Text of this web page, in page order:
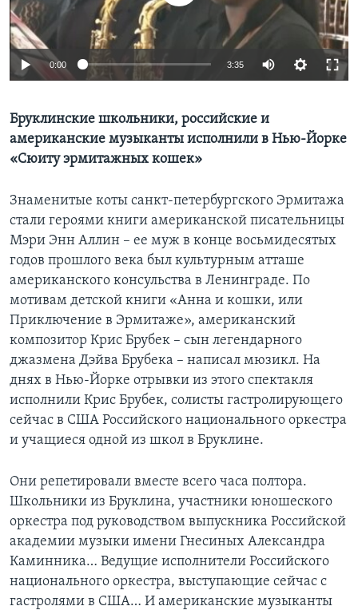
Learning English
СОЦИАЛЬНЫЕ СЕТИ
Языки
0:00 3:35
Бруклинские школьники, российские и
американские музыканты исполнили в Нью-Йорке
«Сюиту эрмитажных кошек»
Знаменитые коты санкт-петербургского Эрмитажа
стали героями книги американской писательницы
Мэри Энн Аллин – ее муж в конце восьмидесятых
годов прошлого века был культурным атташе
американского консульства в Ленинграде. По
мотивам детской книги «Анна и кошки, или
Приключение в Эрмитаже», американский
композитор Крис Брубек – сын легендарного
джазмена Дэйва Брубека – написал мюзикл. На
днях в Нью-Йорке отрывки из этого спектакля
исполнили Крис Брубек, солисты гастролирующего
сейчас в США Российского национального оркестра
и учащиеся одной из школ в Бруклине.
Они репетировали вместе всего часа полтора.
Школьники из Бруклина, участники юношеского
оркестра под руководством выпускника Российской
академии музыки имени Гнесиных Александра
Каминника… Ведущие исполнители Российского
национального оркестра, выступающие сейчас с
гастролями в США… И американские музыканты